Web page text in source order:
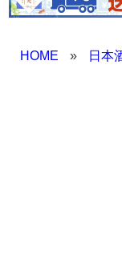
HOME » 日本